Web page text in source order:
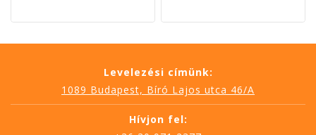
Levelezési címünk:
1089 Budapest, Bíró Lajos utca 46/A
Hívjon fel: